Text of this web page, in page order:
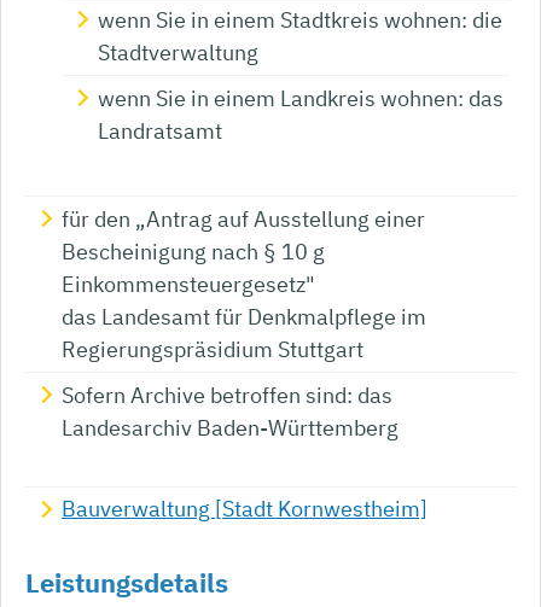
wenn Sie in einem Stadtkreis wohnen: die
Stadtverwaltung
wenn Sie in einem Landkreis wohnen: das
Landratsamt
für den „Antrag auf Ausstellung einer
Bescheinigung nach § 10 g
Einkommensteuergesetz"
das Landesamt für Denkmalpflege im
Regierungspräsidium Stuttgart
Sofern Archive betroffen sind: das
Landesarchiv Baden-Württemberg
Bauverwaltung [Stadt Kornwestheim]
Leistungsdetails